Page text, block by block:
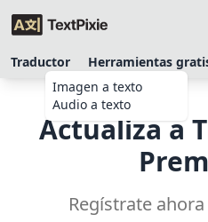
Traductor
Herramientas
Imagen a texto
Audio a texto
Actualiza a
Regístrate